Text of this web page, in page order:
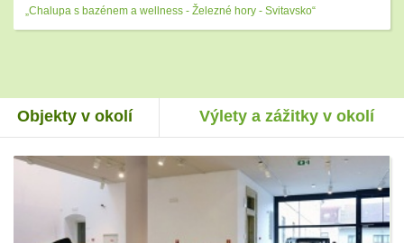
„Chalupa s bazénem a wellness - Železné hory - Svitavsko“
Objekty v okolí Výlety a zážitky v okolí